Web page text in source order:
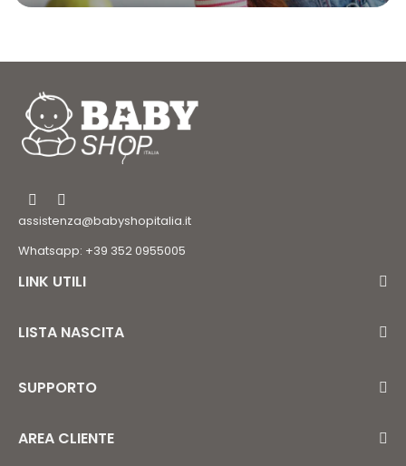
assistenza@babyshopitalia.it
Whatsapp: +39 352 0955005
LINK UTILI
LISTA NASCITA
SUPPORTO
AREA CLIENTE